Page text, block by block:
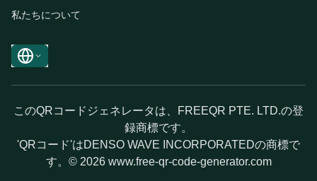
私たちについて
このQRコードジェネレータは、FREEQR PTE. LTD.の登
録商標です。
'QRコード'はDENSO WAVE INCORPORATEDの商標で
す。© 2026 www.free-qr-code-generator.com